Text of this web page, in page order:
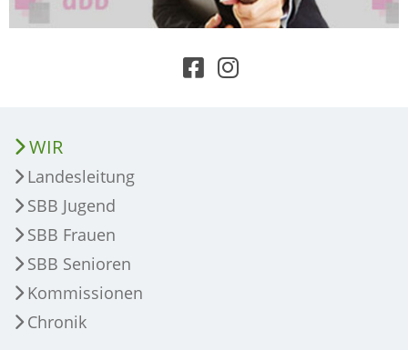
WIR
Landesleitung
SBB Jugend
SBB Frauen
SBB Senioren
Kommissionen
Chronik